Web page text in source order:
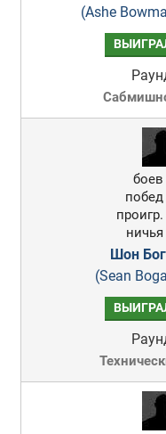
(Ashe
боев
побед
проигр.
ничья
Шон
(Sean